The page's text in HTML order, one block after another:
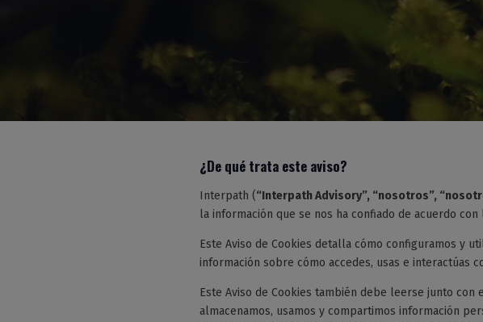
¿De qué trata este aviso?
Interpath (“Interpath Advisory”, “nosotros”,
la información que se nos ha confiado de acuerdo
Este Aviso de Cookies detalla cómo configuramos y
información sobre cómo accedes, usas e interactúas
Este Aviso de Cookies también debe leerse junto
almacenamos, usamos y compartimos información